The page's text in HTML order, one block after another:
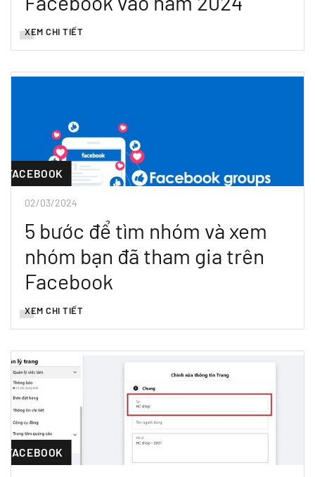
XEM CHI TIẾT
FACEBOOK
02/03/2024
5 bước để tìm nhóm và xem
nhóm bạn đã tham gia trên
Facebook
XEM CHI TIẾT
FACEBOOK